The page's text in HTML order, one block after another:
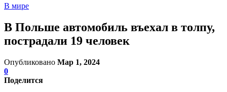
В мире
В Польше автомобиль въехал в толпу,
пострадали 19 человек
Опубликовано Мар 1, 2024
0
Поделится